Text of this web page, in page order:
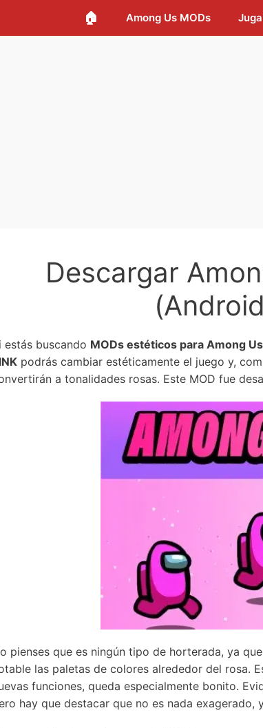
🏠 Among Us MODs
Descargar
estás buscando MODs estéticos para Among Us
podrás cambiar estéticamente el juego y,
a tonalidades rosas. Este MOD fue
pienses que es ningún tipo de horterada, ya
las paletas de colores alrededor del rosa.
funciones, queda especialmente bonito.
hay que destacar que no es nada